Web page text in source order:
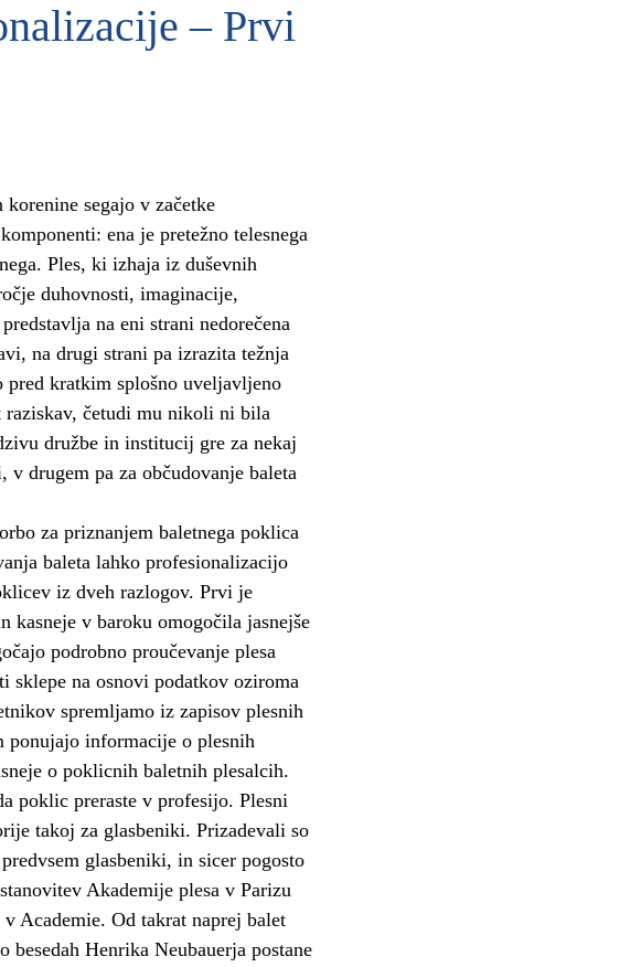
– Prvi
segajo v začetke
ena je pretežno telesnega
Ples, ki izhaja iz duševnih
duhovnosti, imaginacije,
na eni strani nedorečena
na drugi strani pa izrazita težnja
kratkim splošno uveljavljeno
raziskav, četudi mu nikoli ni bila
družbe in institucij gre za nekaj
v drugem pa za občudovanje baleta
za priznanjem baletnega poklica
baleta lahko profesionalizacijo
iz dveh razlogov. Prvi je
kasneje v baroku omogočila jasnejše
podrobno proučevanje plesa
na osnovi podatkov oziroma
spremljamo iz zapisov plesnih
ponujajo informacije o plesnih
o poklicnih baletnih plesalcih.
poklic preraste v profesijo. Plesni
takoj za glasbeniki. Prizadevali so
glasbeniki, in sicer pogosto
Akademije plesa v Parizu
Academie. Od takrat naprej balet
besedah Henrika Neubauerja postane